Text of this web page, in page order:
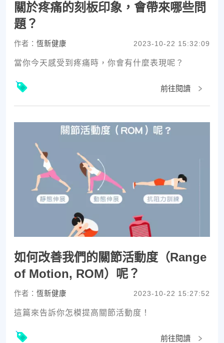
關於疼痛的刻板印象，會帶來哪些問
題？
作者： 恆新健康 2023-10-22 15:32:09
當你今天感受到疼痛時，你會有什麼表現呢？
前往閱讀
如何改善我們的關節活動度（Range
of Motion, ROM）呢？
作者： 恆新健康 2023-10-22 15:27:52
這篇來告訴你怎模提高關節活動度！
前往閱讀